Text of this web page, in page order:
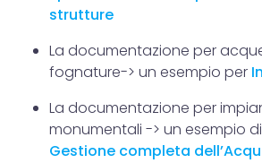
strutture
La documentazione per
fognature-> un esempio per
La documentazione per
monumentali -> un esempio di
Gestione completa